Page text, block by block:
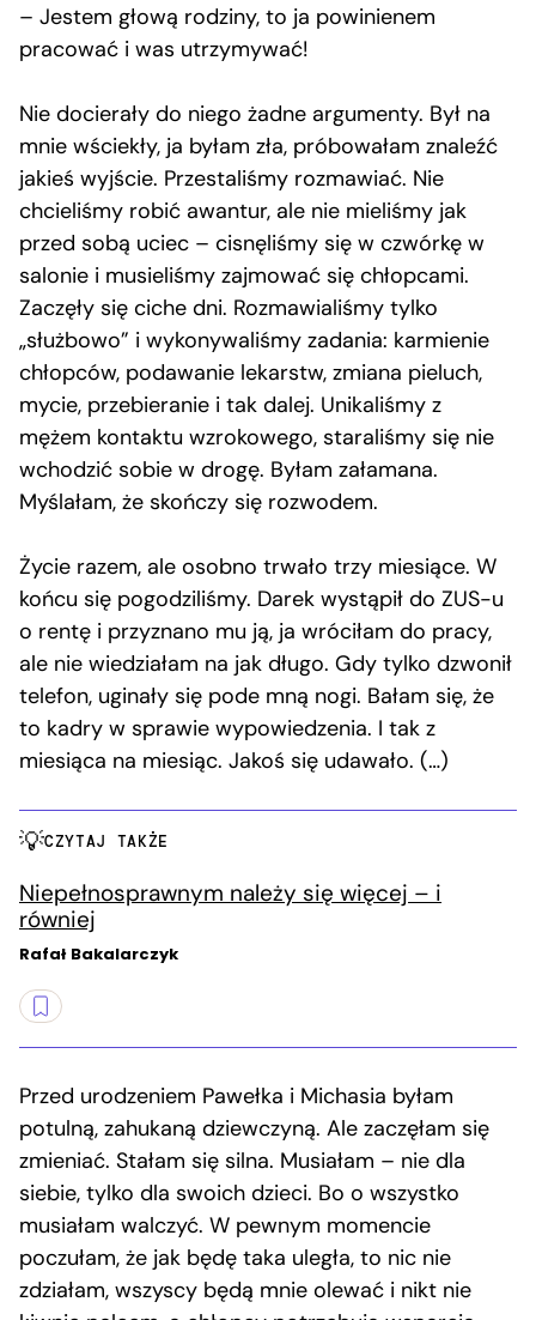
– Jestem głową rodziny, to ja powinienem
pracować i was utrzymywać!
Nie docierały do niego żadne argumenty. Był na
mnie wściekły, ja byłam zła, próbowałam znaleźć
jakieś wyjście. Przestaliśmy rozmawiać. Nie
chcieliśmy robić awantur, ale nie mieliśmy jak
przed sobą uciec – cisnęliśmy się w czwórkę w
salonie i musieliśmy zajmować się chłopcami.
Zaczęły się ciche dni. Rozmawialiśmy tylko
„służbowo” i wykonywaliśmy zadania: karmienie
chłopców, podawanie lekarstw, zmiana pieluch,
mycie, przebieranie i tak dalej. Unikaliśmy z
mężem kontaktu wzrokowego, staraliśmy się nie
wchodzić sobie w drogę. Byłam załamana.
Myślałam, że skończy się rozwodem.
Życie razem, ale osobno trwało trzy miesiące. W
końcu się pogodziliśmy. Darek wystąpił do ZUS-u
o rentę i przyznano mu ją, ja wróciłam do pracy,
ale nie wiedziałam na jak długo. Gdy tylko dzwonił
telefon, uginały się pode mną nogi. Bałam się, że
to kadry w sprawie wypowiedzenia. I tak z
miesiąca na miesiąc. Jakoś się udawało. (…)
CZYTAJ TAKŻE
Niepełnosprawnym należy się więcej – i
równiej
Rafał Bakalarczyk
Przed urodzeniem Pawełka i Michasia byłam
potulną, zahukaną dziewczyną. Ale zaczęłam się
zmieniać. Stałam się silna. Musiałam – nie dla
siebie, tylko dla swoich dzieci. Bo o wszystko
musiałam walczyć. W pewnym momencie
poczułam, że jak będę taka uległa, to nic nie
zdziałam, wszyscy będą mnie olewać i nikt nie